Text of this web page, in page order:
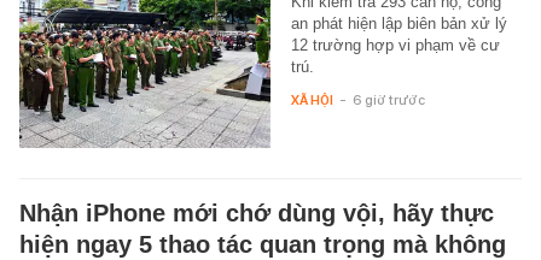
an phát hiện lập biên bản xử lý
12 trường hợp vi phạm về cư
trú.
XÃ HỘI - 6 giờ trước
Nhận iPhone mới chớ dùng vội, hãy thực
hiện ngay 5 thao tác quan trọng mà không